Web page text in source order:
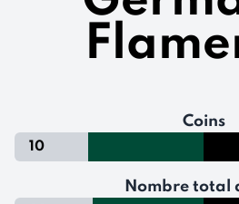
Coins
10
Nombre total